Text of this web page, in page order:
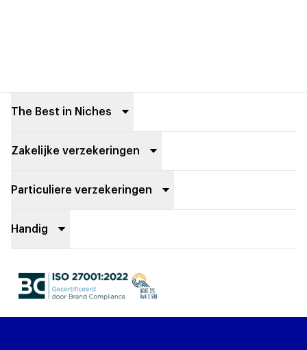
The Best in Niches
Zakelijke verzekeringen
Particuliere verzekeringen
Handig